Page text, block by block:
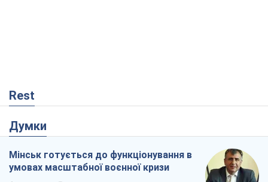
Rest
Думки
Мінськ готується до функціонування в
умовах масштабної воєнної кризи